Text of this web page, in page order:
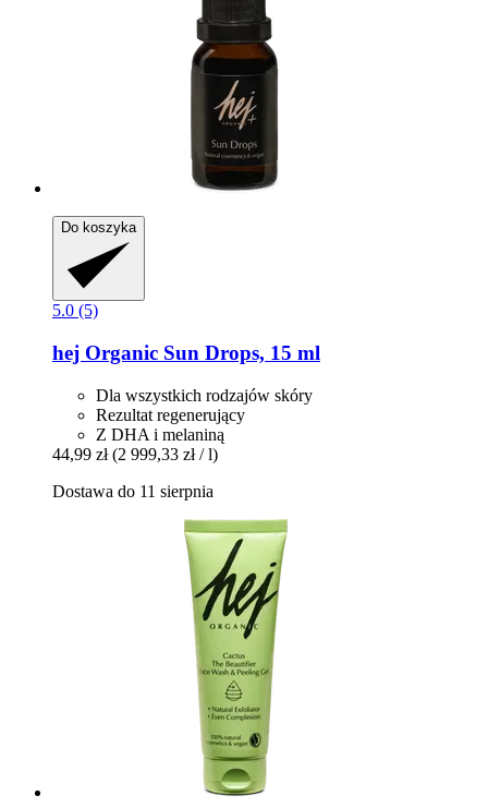
Do koszyka
5.0 (5)
hej Organic Sun Drops, 15 ml
Dla wszystkich rodzajów skóry
Rezultat regenerujący
Z DHA i melaniną
44,99 zł (2 999,33 zł / l)
Dostawa do 11 sierpnia